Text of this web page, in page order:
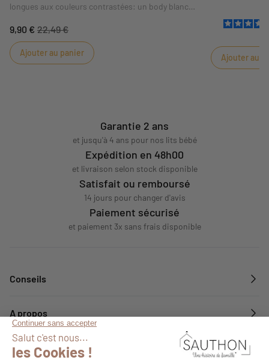
longues aux couleurs contrastées: un body blanc
imprimé all-over graphique noir et blanc.
9,90 € 22,49 €
Ajouter au panier
faisant coucou
Ajouter au
Garantie 2 ans
et jusqu'à 4 ans pour nos lits bébé
Expédition en 48h00
et livraison selon stock disponible
Satisfait ou remboursé
14 jours pour changer d'avis
Paiement sécurisé
et paiement 3x sans frais disponible
Conseils
A propos
Services